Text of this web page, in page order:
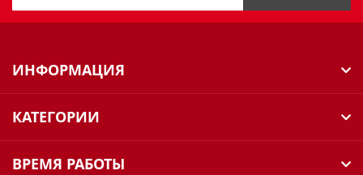
ИНФОРМАЦИЯ
КАТЕГОРИИ
ВРЕМЯ РАБОТЫ